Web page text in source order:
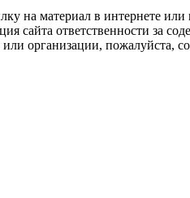
материал в интернете или
сайта ответственности за
организации, пожалуйста,